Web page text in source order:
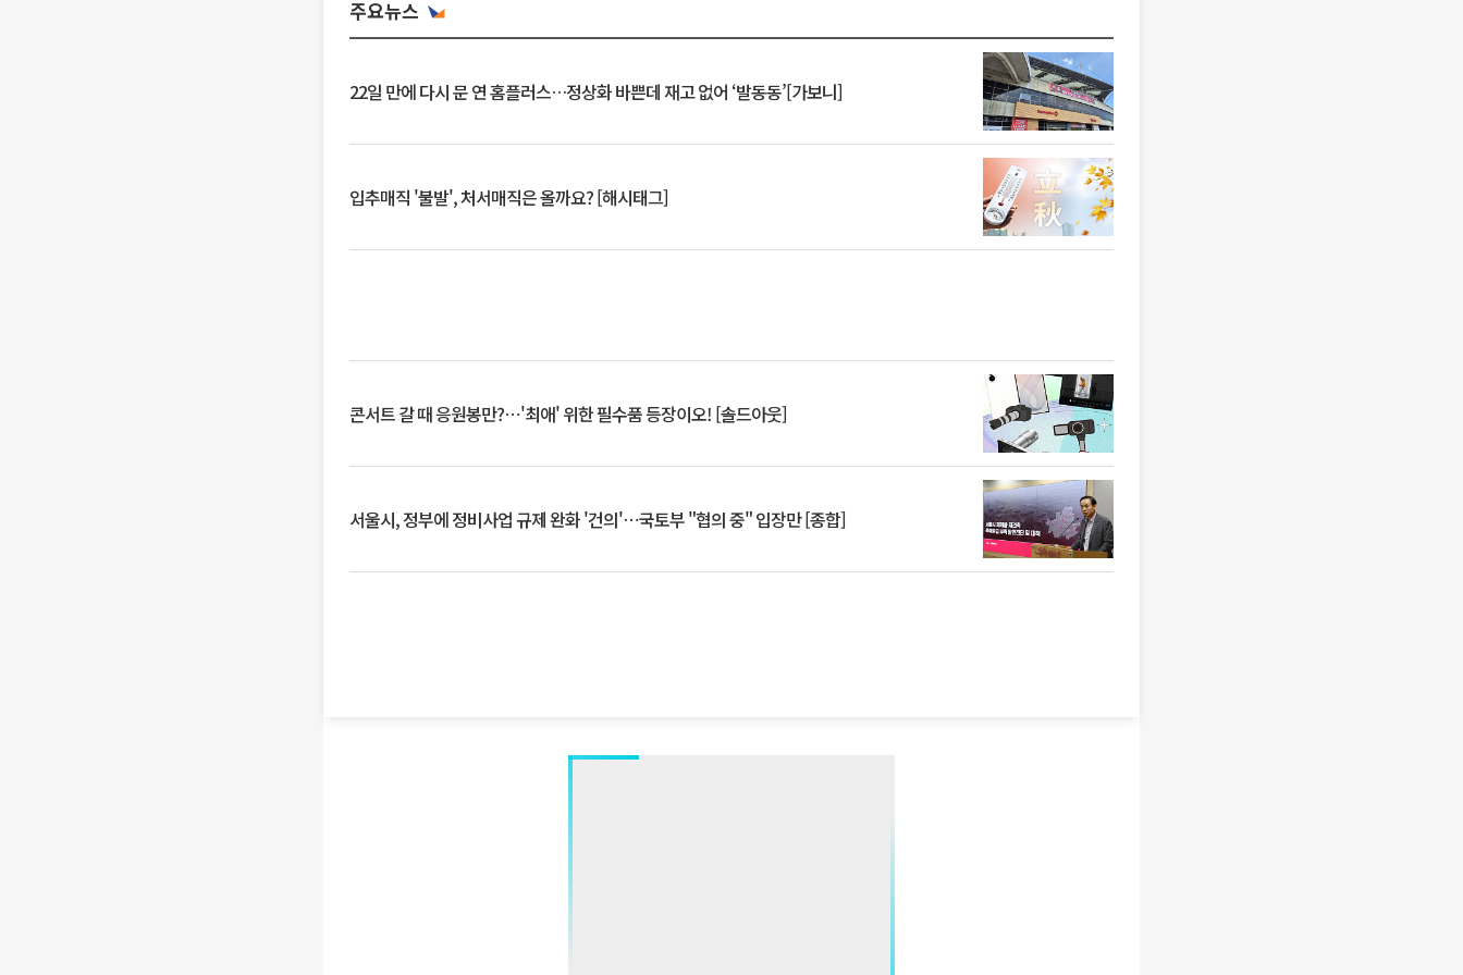
주요뉴스
22일 만에 다시 문 연 홈플러스…정상화 바쁜데 재고 없어 ‘발동동’[가보니]
입추매직 '불발', 처서매직은 올까요? [해시태그]
콘서트 갈 때 응원봉만?⋯'최애' 위한 필수품 등장이오! [솔드아웃]
서울시, 정부에 정비사업 규제 완화 '건의'⋯국토부 "협의 중" 입장만 [종합]